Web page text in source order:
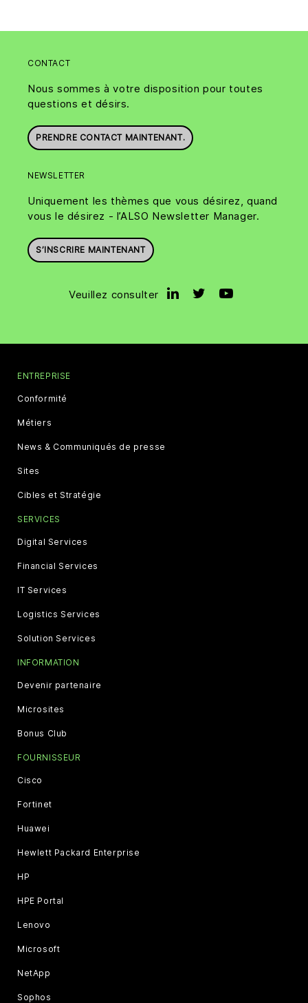
CONTACT
Nous sommes à votre disposition pour toutes
questions et désirs.
PRENDRE CONTACT MAINTENANT.
NEWSLETTER
Uniquement les thèmes que vous désirez, quand
vous le désirez - l’ALSO Newsletter Manager.
S’INSCRIRE MAINTENANT
Veuillez consulter
ENTREPRISE
Conformité
Métiers
News & Communiqués de presse
Sites
Cibles et Stratégie
SERVICES
Digital Services
Financial Services
IT Services
Logistics Services
Solution Services
INFORMATION
Devenir partenaire
Microsites
Bonus Club
FOURNISSEUR
Cisco
Fortinet
Huawei
Hewlett Packard Enterprise
HP
HPE Portal
Lenovo
Microsoft
NetApp
Sophos